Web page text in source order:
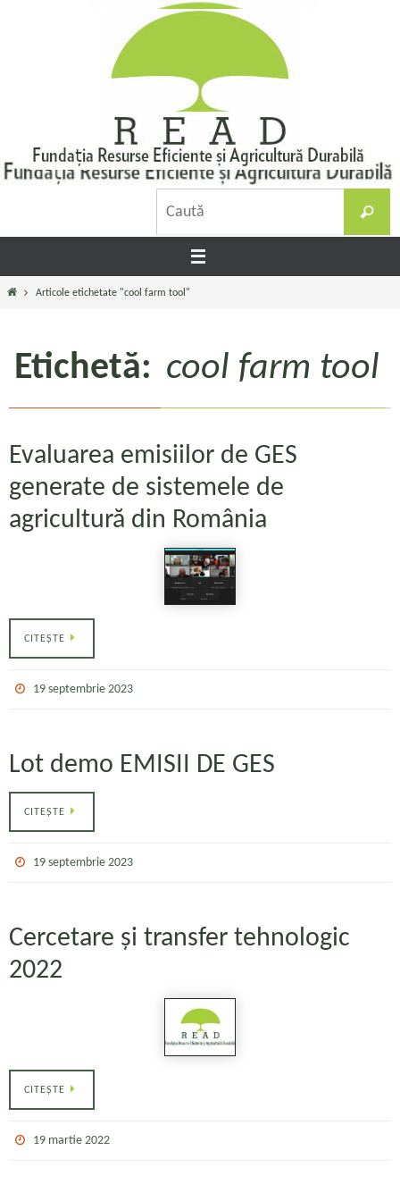
Caută
PrimaArticole etichetate "cool farm tool"
Etichetă: cool farm tool
Evaluarea emisiilor de GES
generate de sistemele de
agricultură din România
CITEȘTE
19 septembrie 2023
Lot demo EMISII DE GES
CITEȘTE
19 septembrie 2023
Cercetare și transfer tehnologic
2022
CITEȘTE
19 martie 2022